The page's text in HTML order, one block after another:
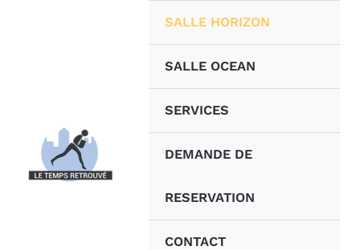
SALLE HORIZON
SALLE OCEAN
SERVICES
DEMANDE DE
RESERVATION
CONTACT